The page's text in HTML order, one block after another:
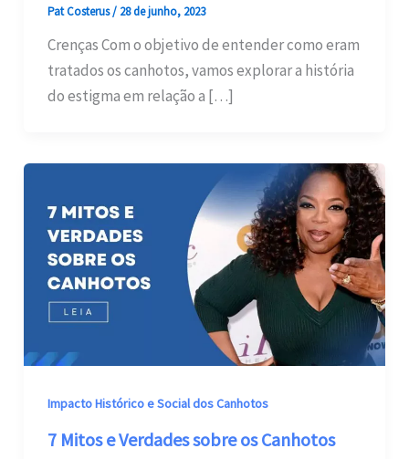
Pat Costerus/ 28 de junho, 2023
Crenças Com o objetivo de entender como eram
tratados os canhotos, vamos explorar a história
do estigma em relação a […]
Impacto Histórico e Social dos Canhotos
7 Mitos e Verdades sobre os Canhotos